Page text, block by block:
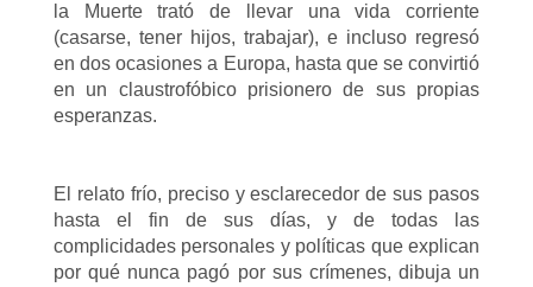
la Muerte trató de llevar una vida corriente
(casarse, tener hijos, trabajar), e incluso regresó
en dos ocasiones a Europa, hasta que se convirtió
en un claustrofóbico prisionero de sus propias
esperanzas.
El relato frío, preciso y esclarecedor de sus pasos
hasta el fin de sus días, y de todas las
complicidades personales y políticas que explican
por qué nunca pagó por sus crímenes, dibuja un